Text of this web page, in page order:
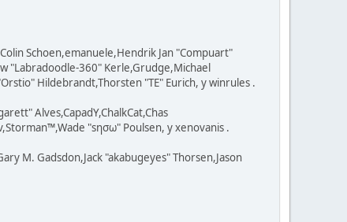
Schoen,emanuele,Hendrik Jan "Compuart"
"Labradoodle-360" Kerle,Grudge,Michael
Hildebrandt,Thorsten "TE" Eurich, y winrules .
Alves,CapadY,ChalkCat,Chas
"sησω" Poulsen, y xenovanis .
M. Gadsdon,Jack "akabugeyes" Thorsen,Jason